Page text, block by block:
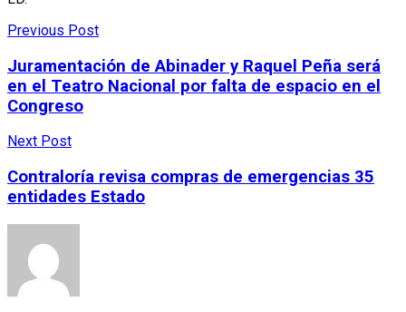
Previous Post
Juramentación de Abinader y Raquel Peña será
en el Teatro Nacional por falta de espacio en el
Congreso
Next Post
Contraloría revisa compras de emergencias 35
entidades Estado